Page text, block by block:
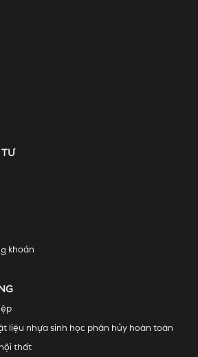
khoán
liệu nhựa sinh học phân hủy hoàn toàn
thất